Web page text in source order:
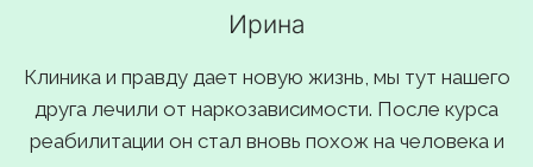
Ирина
Клиника и правду дает новую жизнь, мы тут нашего
друга лечили от наркозависимости. После курса
реабилитации он стал вновь похож на человека и